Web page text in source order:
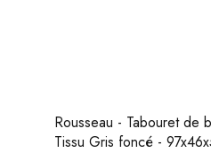
Rousseau - Tabouret de
Tissu Gris foncé -